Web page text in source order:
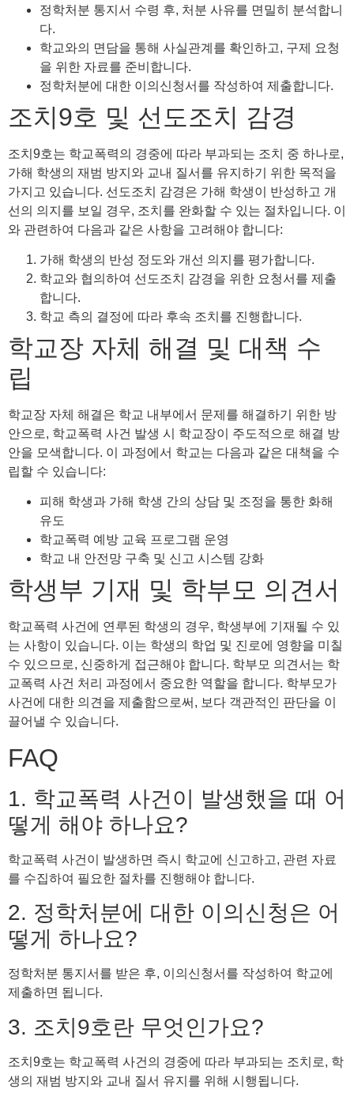
정학처분 통지서 수령 후, 처분 사유를 면밀히 분석합니
다.
학교와의 면담을 통해 사실관계를 확인하고, 구제 요청
을 위한 자료를 준비합니다.
정학처분에 대한 이의신청서를 작성하여 제출합니다.
조치9호 및 선도조치 감경
조치9호는 학교폭력의 경중에 따라 부과되는 조치 중 하나로,
가해 학생의 재범 방지와 교내 질서를 유지하기 위한 목적을
가지고 있습니다. 선도조치 감경은 가해 학생이 반성하고 개
선의 의지를 보일 경우, 조치를 완화할 수 있는 절차입니다. 이
와 관련하여 다음과 같은 사항을 고려해야 합니다:
가해 학생의 반성 정도와 개선 의지를 평가합니다.
학교와 협의하여 선도조치 감경을 위한 요청서를 제출
합니다.
학교 측의 결정에 따라 후속 조치를 진행합니다.
학교장 자체 해결 및 대책 수
립
학교장 자체 해결은 학교 내부에서 문제를 해결하기 위한 방
안으로, 학교폭력 사건 발생 시 학교장이 주도적으로 해결 방
안을 모색합니다. 이 과정에서 학교는 다음과 같은 대책을 수
립할 수 있습니다:
피해 학생과 가해 학생 간의 상담 및 조정을 통한 화해
유도
학교폭력 예방 교육 프로그램 운영
학교 내 안전망 구축 및 신고 시스템 강화
학생부 기재 및 학부모 의견서
학교폭력 사건에 연루된 학생의 경우, 학생부에 기재될 수 있
는 사항이 있습니다. 이는 학생의 학업 및 진로에 영향을 미칠
수 있으므로, 신중하게 접근해야 합니다. 학부모 의견서는 학
교폭력 사건 처리 과정에서 중요한 역할을 합니다. 학부모가
사건에 대한 의견을 제출함으로써, 보다 객관적인 판단을 이
끌어낼 수 있습니다.
FAQ
1. 학교폭력 사건이 발생했을 때 어
떻게 해야 하나요?
학교폭력 사건이 발생하면 즉시 학교에 신고하고, 관련 자료
를 수집하여 필요한 절차를 진행해야 합니다.
2. 정학처분에 대한 이의신청은 어
떻게 하나요?
정학처분 통지서를 받은 후, 이의신청서를 작성하여 학교에
제출하면 됩니다.
3. 조치9호란 무엇인가요?
조치9호는 학교폭력 사건의 경중에 따라 부과되는 조치로, 학
생의 재범 방지와 교내 질서 유지를 위해 시행됩니다.